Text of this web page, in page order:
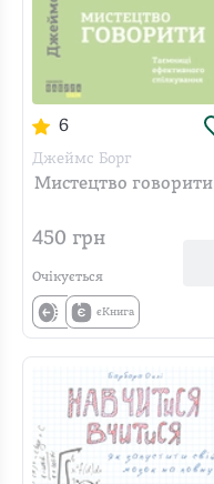
6
Джеймс Борг
Мистецтво говорити
450 грн
Очікується
єКнига